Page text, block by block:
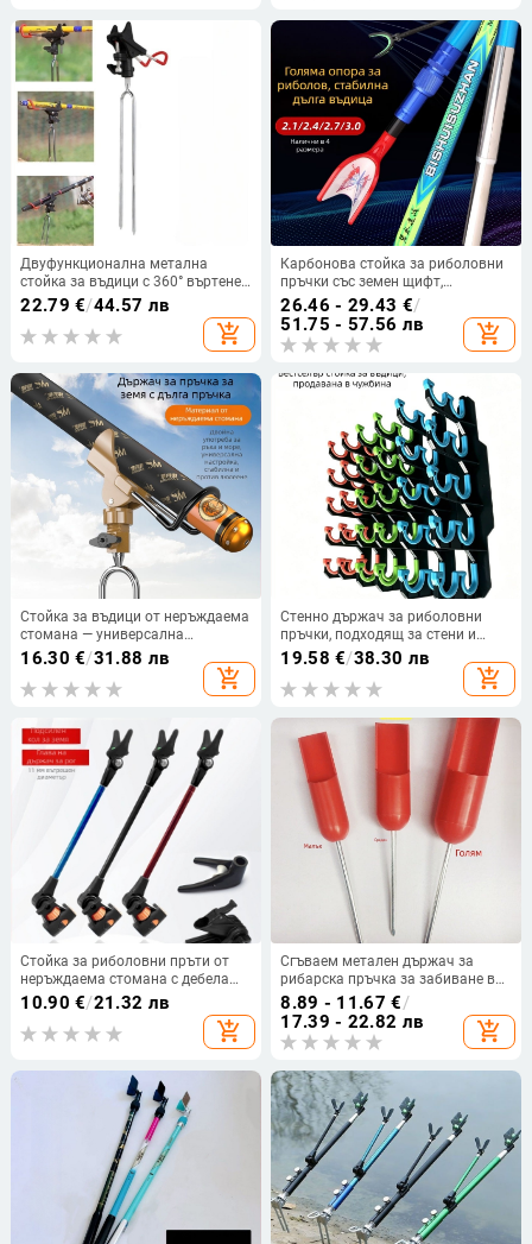
черпак
Двуфункционална метална
стойка за въдици с 360° въртене,
преносима и регулируема със
самозатягащ механизъм
22.79 €/44.57 лв
add_shopping_cart
Карбонова стойка за риболовни
пръчки със земен щифт,
ултралека, 2,1 м, сгъваема,
многоосово въртене
26.46 - 29.43 €/
51.75 - 57.56 лв
add_shopping_cart
Стойка за въдици от неръждаема
стомана — универсална
мултипосочна държач за
риболовни пръчки
16.30 €/31.88 лв
add_shopping_cart
Стенно държач за риболовни
пръчки, подходящ за стени и
складове
19.58 €/38.30 лв
add_shopping_cart
Стойка за риболовни пръти от
неръждаема стомана с дебела
основа, телескопична и въртяща
се, с цветна антена
10.90 €/21.32 лв
add_shopping_cart
Сгъваем метален държач за
рибарска пръчка за забиване в
земята, морски риболов
8.89 - 11.67 €/
17.39 - 22.82 лв
add_shopping_cart